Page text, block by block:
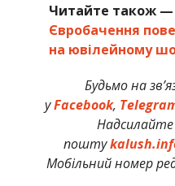
Читайте також —
Євробачення
на ювілейному
Будьмо на
уFacebook,
Надсилайте
пошту
Мобільний номер